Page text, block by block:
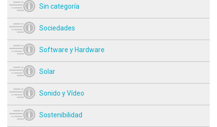
Sin categoría
Sociedades
Software y Hardware
Solar
Sonido y Vídeo
Sostenibilidad